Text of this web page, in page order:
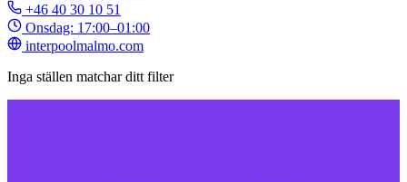
+46 40 30 10 51
Onsdag: 17:00–01:00
interpoolmalmo.com
Inga ställen matchar ditt filter